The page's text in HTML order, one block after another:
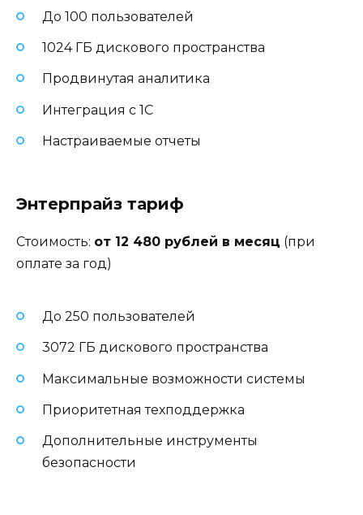
До 100 пользователей
1024 ГБ дискового пространства
Продвинутая аналитика
Интеграция с 1С
Настраиваемые отчеты
Энтерпрайз тариф
Стоимость: от 12 480 рублей в месяц (при
оплате за год)
До 250 пользователей
3072 ГБ дискового пространства
Максимальные возможности системы
Приоритетная техподдержка
Дополнительные инструменты
безопасности